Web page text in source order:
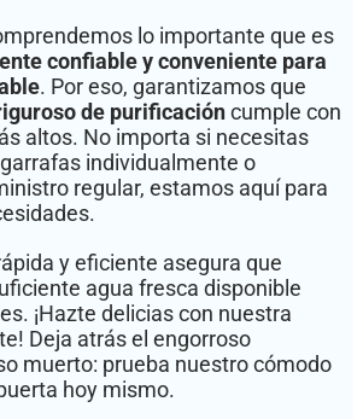
lo importante que es
confiable y conveniente para
. Por eso, garantizamos que
de purificacióncumple con
altos. No importa si necesitas
individualmente o
regular, estamos aquí para
y eficiente asegura que
agua fresca disponible
¡Hazte delicias con nuestra
Deja atrás el engorroso
muerto: prueba nuestro cómodo
hoy mismo.